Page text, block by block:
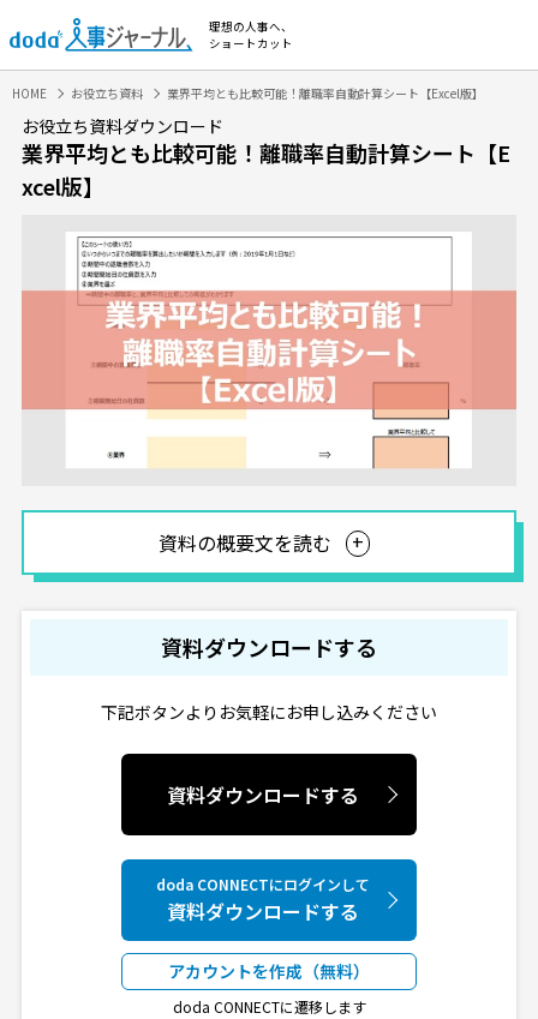
理想の人事へ、
ショートカット
HOME お役立ち資料 業界平均とも比較可能！離職率自動計算シート【Excel版】
お役立ち資料ダウンロード
業界平均とも比較可能！離職率自動計算シート【E
xcel版】
資料の概要文を読む
資料ダウンロードする
下記ボタンよりお気軽にお申し込みください
資料ダウンロードする
doda CONNECTにログインして
資料ダウンロードする
アカウントを作成（無料）
doda CONNECTに遷移します